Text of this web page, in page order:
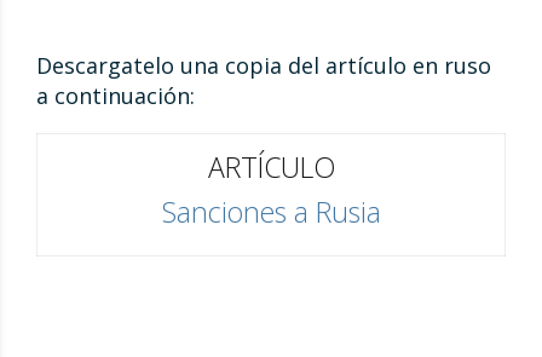
Descargatelo una copia del artículo en ruso
a continuación:
ARTÍCULO
Sanciones a Rusia